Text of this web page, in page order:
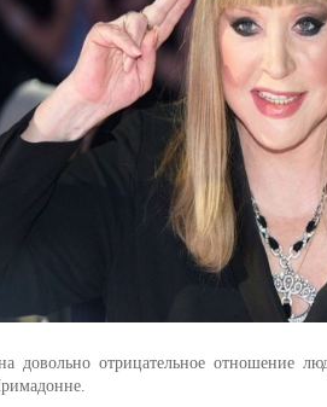
довольно отрицательное отношение